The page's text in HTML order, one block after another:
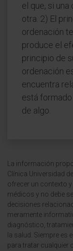
el que, si
otra. 2) El
ordenación
produce el
principio de
ordenación
encuentra
está
de algo.
La información
Clínica Universidad
ofrecer un contexto
médicos y no debe
decisiones
meramente
diagnóstico,
la salud. Siempre es
para tratar cualquier